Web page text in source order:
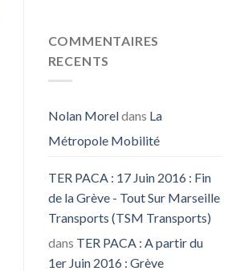
COMMENTAIRES
RECENTS
Nolan Moreldans La
Métropole Mobilité
TER PACA : 17 Juin 2016 : Fin
de la Grève - Tout Sur Marseille
Transports (TSM Transports)
dans TER PACA : A partir du
1er Juin 2016 : Grève